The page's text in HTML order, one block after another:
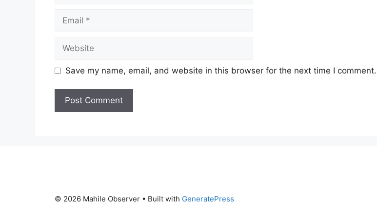
Save my name, email, and website in this browser for the next time I comment.
© 2026 Mahile Observer • Built with GeneratePress